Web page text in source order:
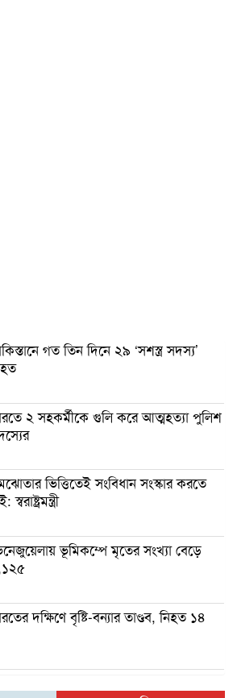
গত তিন দিনে ২৯ ‘সশস্ত্র সদস্য’
২ সহকর্মীকে গুলি করে আত্মহত্যা পুলিশ
ভিত্তিতেই সংবিধান সংস্কার করতে
স্বরাষ্ট্রমন্ত্রী
ভূমিকম্পে মৃতের সংখ্যা বেড়ে
দক্ষিণে বৃষ্টি-বন্যার তাণ্ডব, নিহত ১৪